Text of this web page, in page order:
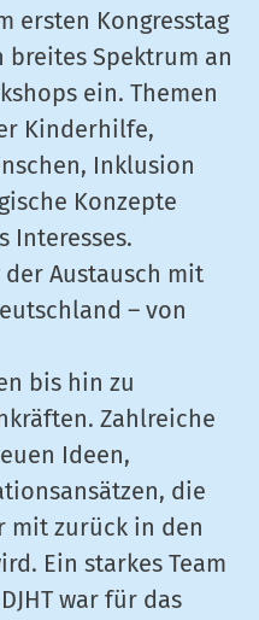
ersten Kongresstag
breites Spektrum an
ein. Themen
Kinderhilfe,
Inklusion
Konzepte
Interesses.
Austausch mit
– von
bis hin zu
Zahlreiche
Ideen,
die
mit zurück in den
Ein starkes Team
war für das